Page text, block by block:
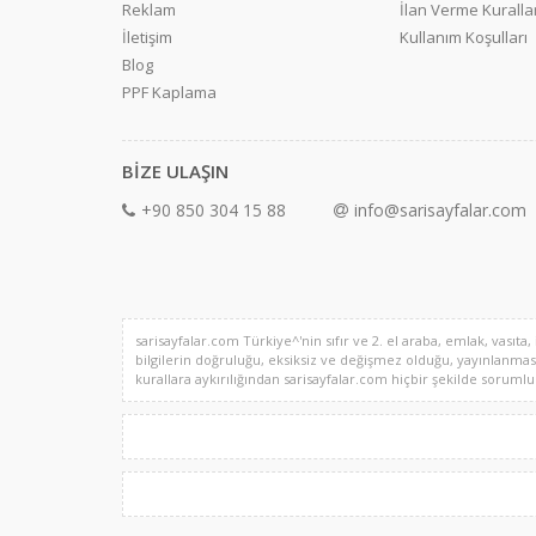
Reklam
İletişim
Blog
PPF Kaplama
İlan Verme
Kullanım Koşulları
BİZE ULAŞIN
+90 850 304 15 88 info@sarisayfalar.com
sarisayfalar.com Türkiye^'nin sıfır ve 2. el araba, emlak,
bilgilerin doğruluğu, eksiksiz ve değişmez olduğu,
kurallara aykırılığından sarisayfalar.com hiçbir şekilde